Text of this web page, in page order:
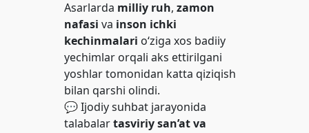
Asarlarda milliy ruh,zamon
nafasi va inson ichki
kechinmalari o‘ziga xos badiiy
yechimlar orqali aks ettirilgani
yoshlar tomonidan katta qiziqish
bilan qarshi olindi.
💬 Ijodiy suhbat jarayonida
talabalartasviriy san’at va